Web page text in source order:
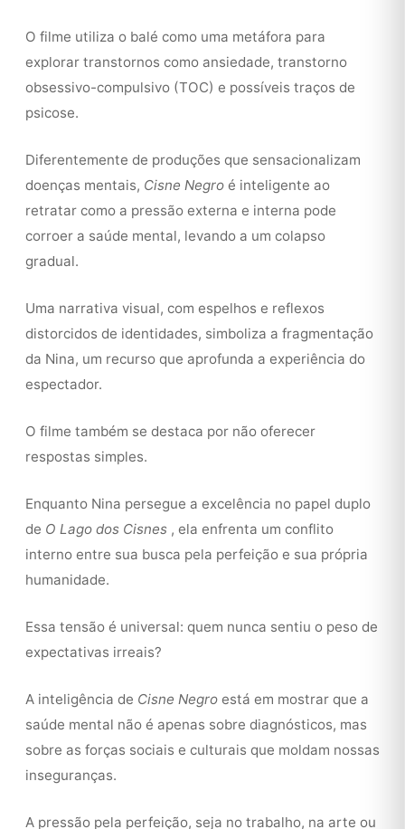
O filme utiliza o balé como uma metáfora para
explorar transtornos como ansiedade, transtorno
obsessivo-compulsivo (TOC) e possíveis traços de
psicose.
Diferentemente de produções que sensacionalizam
doenças mentais, Cisne Negro é inteligente ao
retratar como a pressão externa e interna pode
corroer a saúde mental, levando a um colapso
gradual.
Uma narrativa visual, com espelhos e reflexos
distorcidos de identidades, simboliza a fragmentação
da Nina, um recurso que aprofunda a experiência do
espectador.
O filme também se destaca por não oferecer
respostas simples.
Enquanto Nina persegue a excelência no papel duplo
de O Lago dos Cisnes , ela enfrenta um conflito
interno entre sua busca pela perfeição e sua própria
humanidade.
Essa tensão é universal: quem nunca sentiu o peso de
expectativas irreais?
A inteligência de Cisne Negro está em mostrar que a
saúde mental não é apenas sobre diagnósticos, mas
sobre as forças sociais e culturais que moldam nossas
inseguranças.
A pressão pela perfeição, seja no trabalho, na arte ou